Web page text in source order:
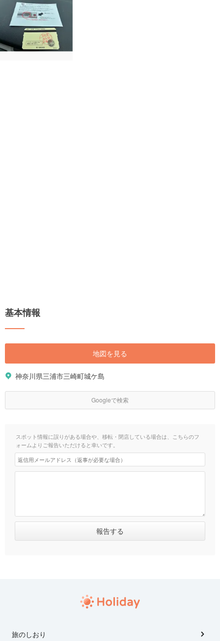
基本情報
地図を見る
神奈川県三浦市三崎町城ケ島
Googleで検索
スポット情報に誤りがある場合や、移転・閉店している場合は、こちらのフ
ォームよりご報告いただけると幸いです。
旅のしおり